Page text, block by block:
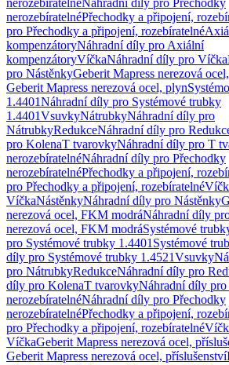
nerozebíratelnéNáhradní díly pro Přechodky
nerozebíratelnéPřechodky a připojení,
pro Přechodky a připojení, rozebíratelné
kompenzátoryNáhradní díly pro Axiální
kompenzátoryVíčkaNáhradní díly pro Víčka
pro NástěnkyGeberit Mapress nerezová
Geberit Mapress nerezová ocel, plyn
1.4401Náhradní díly pro Systémové trubky
1.4401VsuvkyNátrubkyNáhradní díly pro
NátrubkyRedukceNáhradní díly pro
pro KolenaT tvarovkyNáhradní díly pro T
nerozebíratelnéNáhradní díly pro Přechodky
nerozebíratelnéPřechodky a připojení,
pro Přechodky a připojení, rozebíratelné
VíčkaNástěnkyNáhradní díly pro Nástěnky
nerezová ocel, FKM modráNáhradní díly
nerezová ocel, FKM modráSystémové
pro Systémové trubky 1.4401 Systémové
díly pro Systémové trubky 1.4521Vsuvky
pro NátrubkyRedukceNáhradní díly pro
díly pro KolenaT tvarovkyNáhradní díly
nerozebíratelnéNáhradní díly pro Přechodky
nerozebíratelnéPřechodky a připojení,
pro Přechodky a připojení, rozebíratelné
VíčkaGeberit Mapress nerezová ocel,
Geberit Mapress nerezová ocel, příslušenství